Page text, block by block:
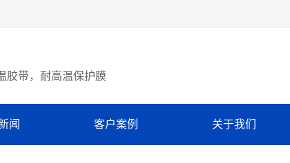
胶带，耐高温保护膜
闻 客户案例 关于我们